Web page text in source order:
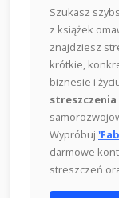
Szukasz
z książek
znajdziesz
krótkie,
biznesie i
streszczenia
Wypróbuj
darmowe
streszczeń